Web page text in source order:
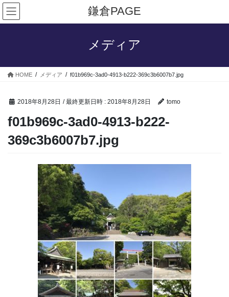
コ
ン
テ
ス
ナ
ビ
ゲ
ン
鎌倉PAGE
メディア
HOME メディア f01b969c-3ad0-4913-b222-369c3b6007b7.jpg
2018年8月28日 / 最終更新日時 : 2018年8月28日 tomo
f01b969c-3ad0-4913-b222-
369c3b6007b7.jpg